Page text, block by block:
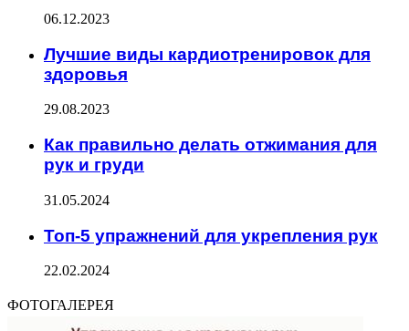
06.12.2023
Лучшие виды кардиотренировок для
здоровья
29.08.2023
Как правильно делать отжимания для
рук и груди
31.05.2024
Топ-5 упражнений для укрепления рук
22.02.2024
ФОТОГАЛЕРЕЯ